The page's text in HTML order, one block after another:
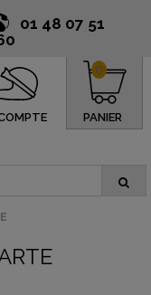
01 48 07 51
PANIER
0